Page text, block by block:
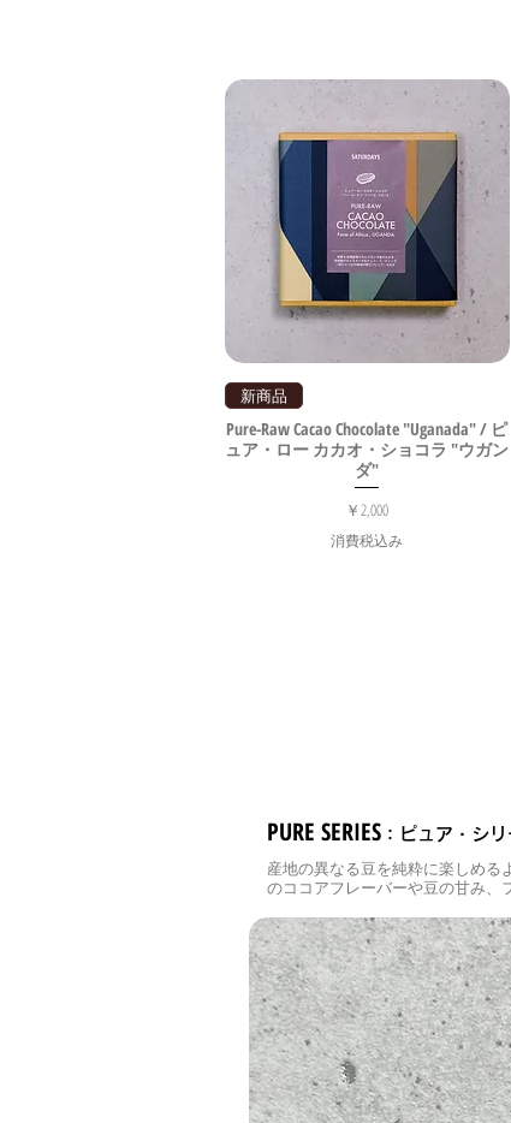
新商品
Pure-Raw Cacao Chocolate "Uganada" / ピ
ュア・ロー カカオ・ショコラ "ウガン
ダ"
価格
￥2,000
消費税込み
PURE SERIES ： ピュア・シ
産地の異なる豆を純粋に楽しめる
のココアフレーバーや豆の甘み、